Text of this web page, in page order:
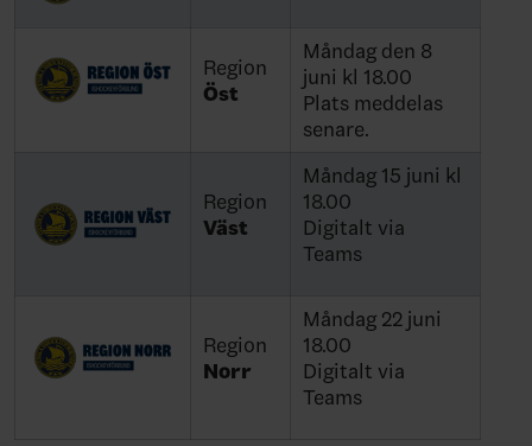
Region
Öst
Måndag den 8
juni kl 18.00
Plats meddelas
senare.
Region
Väst
Måndag 15 juni kl
18.00
Digitalt via
Teams
Region
Norr
Måndag 22 juni
18.00
Digitalt via
Teams